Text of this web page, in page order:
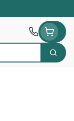
Zoek